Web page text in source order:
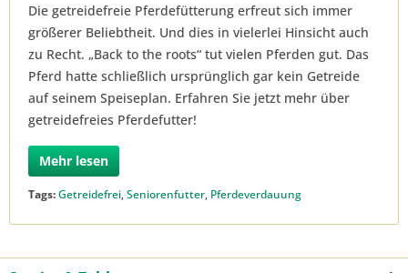
Die getreidefreie Pferdefütterung erfreut sich immer
größerer Beliebtheit. Und dies in vielerlei Hinsicht auch
zu Recht. „Back to the roots“ tut vielen Pferden gut. Das
Pferd hatte schließlich ursprünglich gar kein Getreide
auf seinem Speiseplan. Erfahren Sie jetzt mehr über
getreidefreies Pferdefutter!
Mehr lesen
Tags:Getreidefrei,Seniorenfutter, Pferdeverdauung